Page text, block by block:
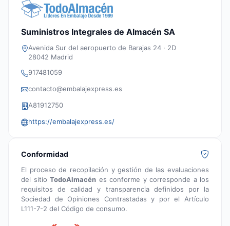
Suministros Integrales de Almacén SA
Avenida Sur del aeropuerto de Barajas 24 · 2D
28042 Madrid
917481059
contacto@embalajexpress.es
A81912750
https://embalajexpress.es/
Conformidad
El proceso de recopilación y gestión de las evaluaciones
del sitio TodoAlmacén es conforme y corresponde a los
requisitos de calidad y transparencia definidos por la
Sociedad de Opiniones Contrastadas y por el Artículo
L111-7-2 del Código de consumo.